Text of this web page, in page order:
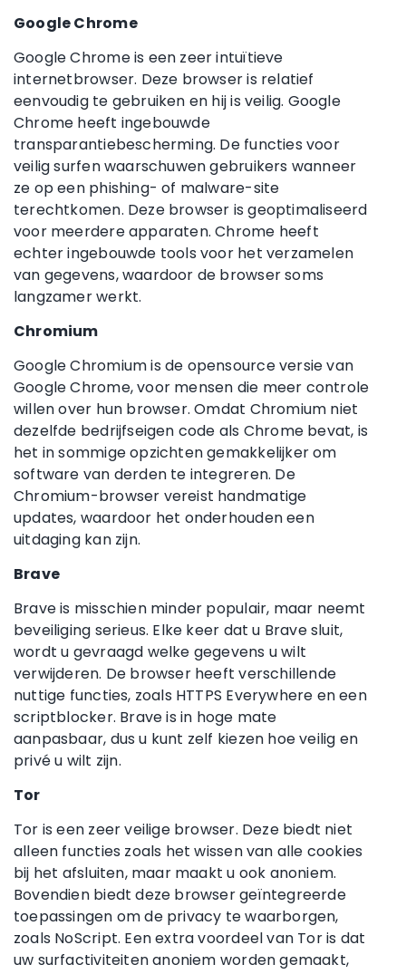
Google Chrome
Google Chrome is een zeer intuïtieve
internetbrowser. Deze browser is relatief
eenvoudig te gebruiken en hij is veilig. Google
Chrome heeft ingebouwde
transparantiebescherming. De functies voor
veilig surfen waarschuwen gebruikers wanneer
ze op een phishing- of malware-site
terechtkomen. Deze browser is geoptimaliseerd
voor meerdere apparaten. Chrome heeft
echter ingebouwde tools voor het verzamelen
van gegevens, waardoor de browser soms
langzamer werkt.
Chromium
Google Chromium is de opensource versie van
Google Chrome, voor mensen die meer controle
willen over hun browser. Omdat Chromium niet
dezelfde bedrijfseigen code als Chrome bevat, is
het in sommige opzichten gemakkelijker om
software van derden te integreren. De
Chromium-browser vereist handmatige
updates, waardoor het onderhouden een
uitdaging kan zijn.
Brave
Brave is misschien minder populair, maar neemt
beveiliging serieus. Elke keer dat u Brave sluit,
wordt u gevraagd welke gegevens u wilt
verwijderen. De browser heeft verschillende
nuttige functies, zoals HTTPS Everywhere en een
scriptblocker. Brave is in hoge mate
aanpasbaar, dus u kunt zelf kiezen hoe veilig en
privé u wilt zijn.
Tor
Tor is een zeer veilige browser. Deze biedt niet
alleen functies zoals het wissen van alle cookies
bij het afsluiten, maar maakt u ook anoniem.
Bovendien biedt deze browser geïntegreerde
toepassingen om de privacy te waarborgen,
zoals NoScript. Een extra voordeel van Tor is dat
uw surfactiviteiten anoniem worden gemaakt,